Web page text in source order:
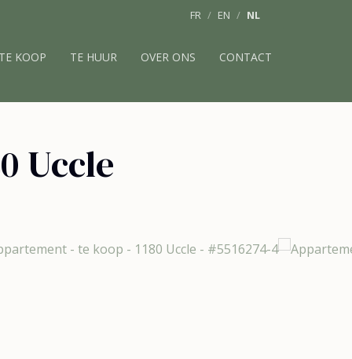
FR EN NL
TE KOOP TE HUUR OVER ONS CONTACT
Uccle